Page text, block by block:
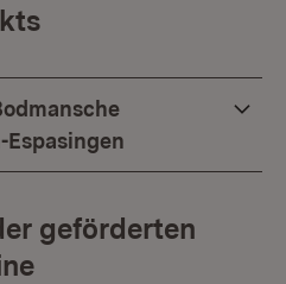
Espasingen
geförderten